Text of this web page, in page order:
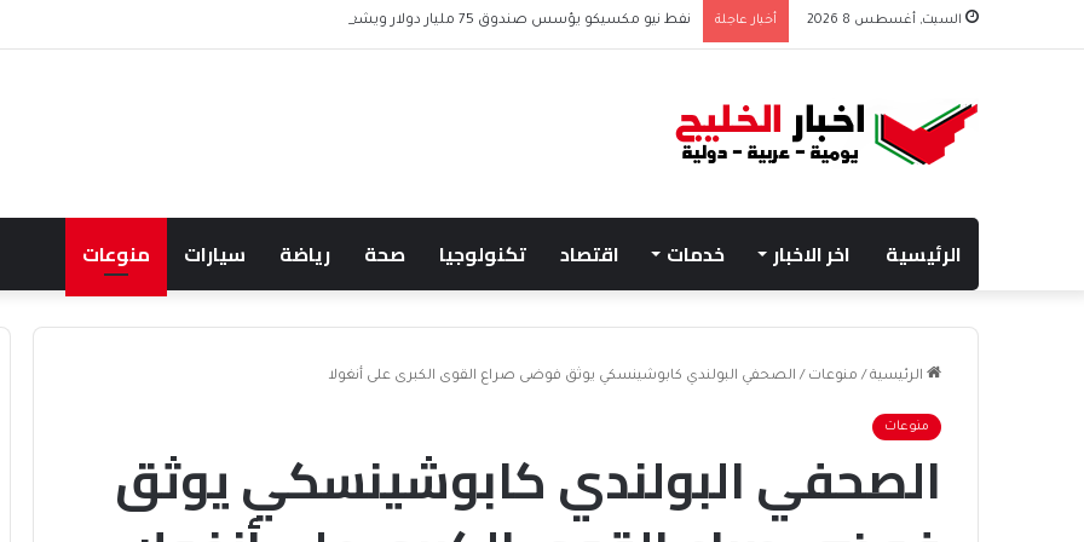
السبت, أغسطس 8 2026 أخبار عاجلة نفط نيو مكسيكو يؤسس صندوق 75 مليار دولار ويشعل جدل الإنفاق
الرئيسية اخر الاخبار خدمات اقتصاد تكنولوجيا صحة رياضة سيارات منوعات
الرئيسية / منوعات / الصحفي البولندي كابوشينسكي يوثق فوضى صراع القوى الكبرى على أنغولا
منوعات
الصحفي البولندي كابوشينسكي يوثق